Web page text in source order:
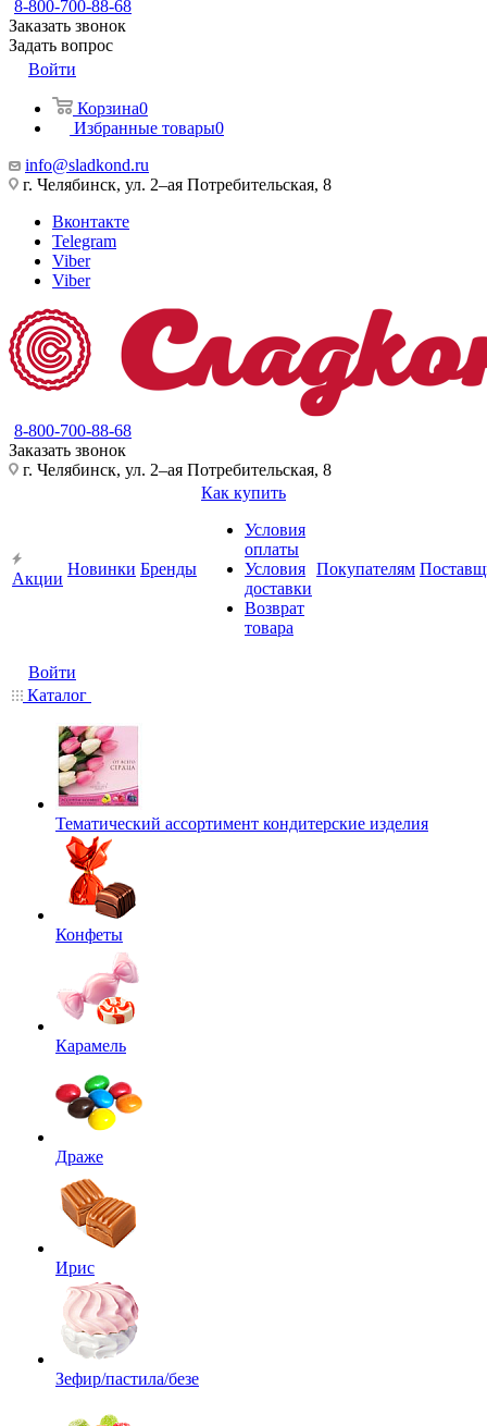
8-800-700-88-68
Заказать звонок
Задать вопрос
Войти
Корзина0
Избранные товары0
info@sladkond.ru
г. Челябинск, ул. 2–ая Потребительская, 8
Вконтакте
Telegram
Viber
Viber
8-800-700-88-68
Заказать звонок
г. Челябинск, ул. 2–ая Потребительская, 8
Акции
Новинки Бренды
Как купить
Условия
оплаты
Условия
доставки
Возврат
товара
Покупателям
Войти
Каталог
Тематический ассортимент кондитерские изделия
Конфеты
Карамель
Драже
Ирис
Зефир/пастила/безе